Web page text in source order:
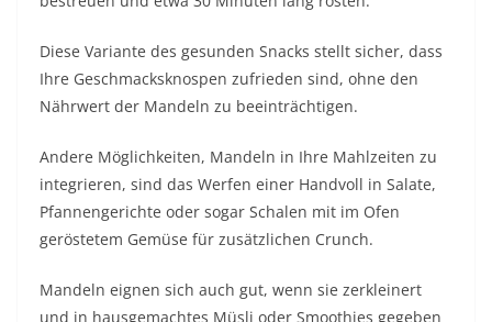
Diese Variante des gesunden Snacks stellt sicher, dass
Ihre Geschmacksknospen zufrieden sind, ohne den
Nährwert der Mandeln zu beeinträchtigen.
Andere Möglichkeiten, Mandeln in Ihre Mahlzeiten zu
integrieren, sind das Werfen einer Handvoll in Salate,
Pfannengerichte oder sogar Schalen mit im Ofen
geröstetem Gemüse für zusätzlichen Crunch.
Mandeln eignen sich auch gut, wenn sie zerkleinert
und in hausgemachtes Müsli oder Smoothies gegeben